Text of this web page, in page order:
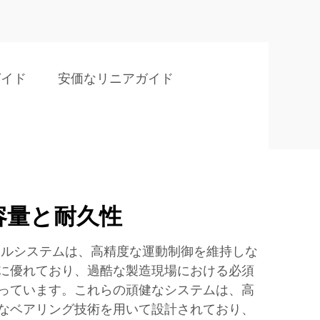
ド 安価なリニアガイド
と耐久性
システムは、高精度な運動制御を維持しな
優れており、過酷な製造現場における必須
ています。これらの頑健なシステムは、高
ベアリング技術を用いて設計されており、